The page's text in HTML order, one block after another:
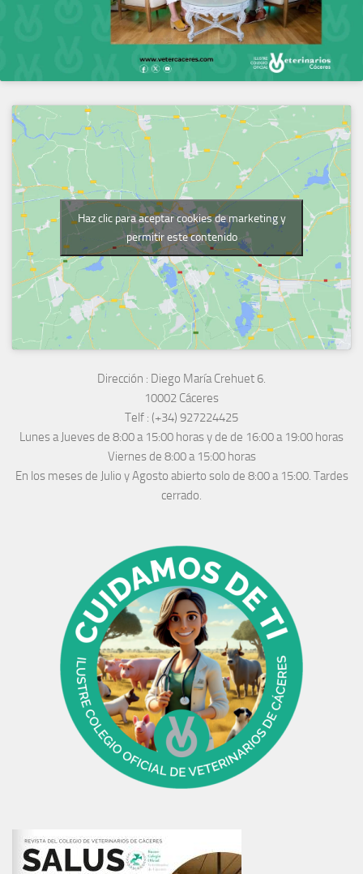
Haz clic para aceptar cookies de marketing y
permitir este contenido
Dirección : Diego María Crehuet 6.
10002 Cáceres
Telf : (+34) 927224425
Lunes a Jueves de 8:00 a 15:00 horas y de de 16:00 a 19:00 horas
Viernes de 8:00 a 15:00 horas
En los meses de Julio y Agosto abierto solo de 8:00 a 15:00. Tardes
cerrado.